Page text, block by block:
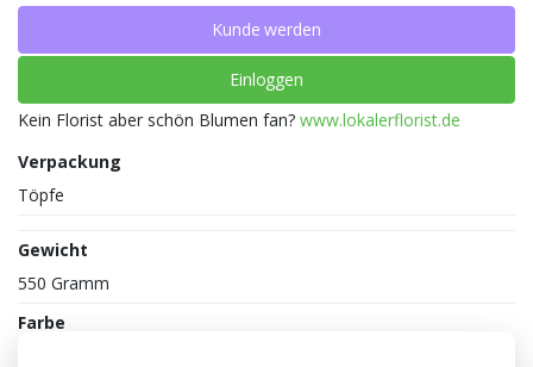
Kunde werden
Einloggen
Kein Florist aber schön Blumen fan? www.lokalerflorist.de
Verpackung
Töpfe
Gewicht
550 Gramm
Farbe